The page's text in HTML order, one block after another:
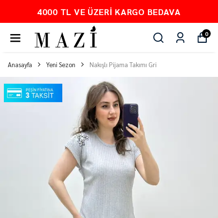
4000 TL VE ÜZERI KARGO BEDAVA
0
Anasayfa Yeni Sezon Nakışlı Pijama Takımı Gri